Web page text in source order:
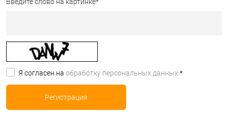
Я согласен на обработку персональных данных. *